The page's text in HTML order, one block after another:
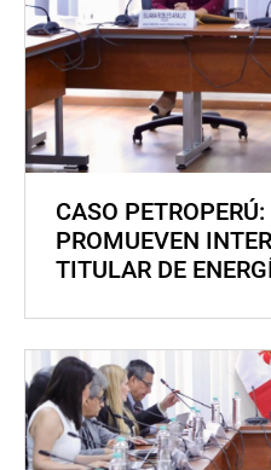
CASO
PROMUEVEN
TITULAR DE